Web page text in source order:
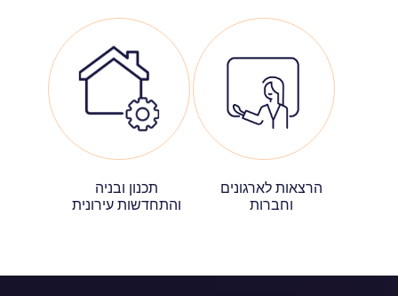
הרצאות לארגונים
וחברות
תכנון ובניה
והתחדשות עירונית